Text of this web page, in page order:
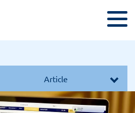
Article